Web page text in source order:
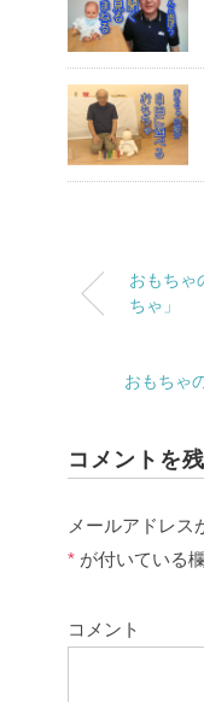
おもちゃ
ちゃ」
おもちゃ
コメントを
メールアドレス
* が付いている
コメント